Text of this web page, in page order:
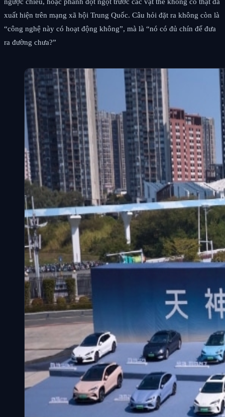
xuất hiện trên mạng xã hội Trung Quốc. Câu hỏi đặt ra không còn là
“công nghệ này có hoạt động không”, mà là “nó có đủ chín để đưa
ra đường chưa?”